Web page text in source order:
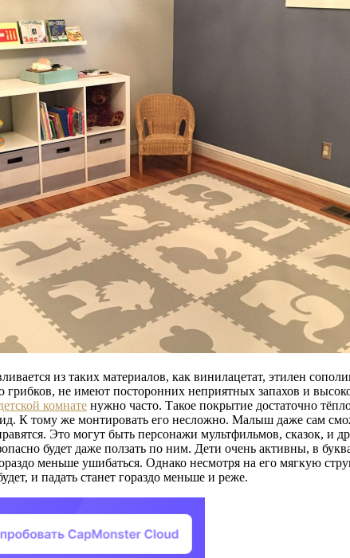
из таких материалов, как винилацетат, этилен
не имеют посторонних неприятных запахов и
комнате нужно часто. Такое покрытие достаточно
К тому же монтировать его несложно. Малыш даже сам
Это могут быть персонажи мультфильмов, сказок, и
будет даже ползать по ним. Дети очень активны, в
меньше ушибаться. Однако несмотря на его мягкую
и падать станет гораздо меньше и реже.